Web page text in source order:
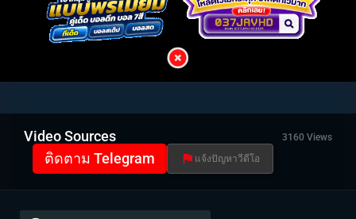
Video Sources 3160 Views
ติดตาม Telegram แจ้งปัญหาวีดีโอ